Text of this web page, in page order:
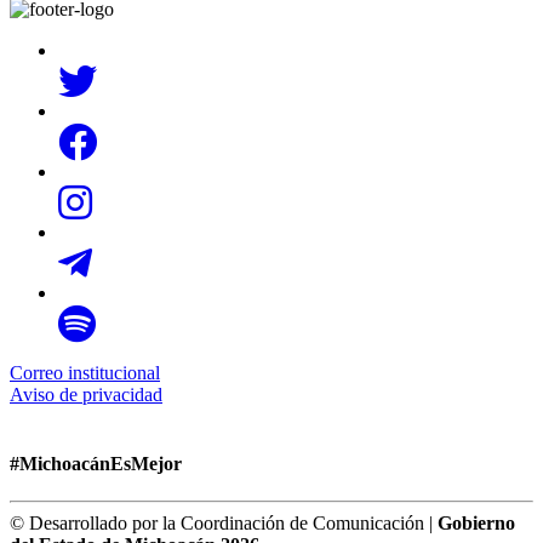
Correo institucional
Aviso de privacidad
#MichoacánEsMejor
© Desarrollado por la Coordinación de Comunicación | Gobierno